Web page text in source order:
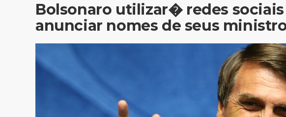
Bolsonaro utilizar� redes sociais
anunciar nomes de seus